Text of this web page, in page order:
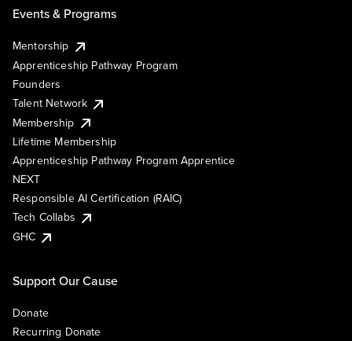
Events & Programs
Mentorship
Apprenticeship Pathway Program
Founders
Talent Network
Membership
Lifetime Membership
Apprenticeship Pathway Program Apprentice
NEXT
Responsible AI Certification (RAIC)
Tech Collabs
GHC
Support Our Cause
Donate
Recurring Donate